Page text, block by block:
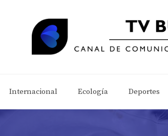
Internacional Ecología Deportes